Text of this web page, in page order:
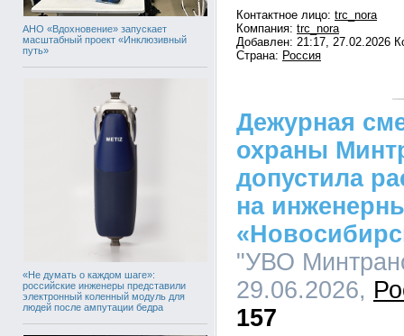
АНО «Вдохновение» запускает
масштабный проект «Инклюзивный
путь»
«Не думать о каждом шаге»:
российские инженеры представили
электронный коленный модуль для
людей после ампутации бедра
Контактное лицо: trc_nora
Компания: trc_nora
Добавлен: 21:17, 27.02.2026
Страна: Россия
Дежурная
охраны
допустила
на
"УВО
29.06.2026,
157